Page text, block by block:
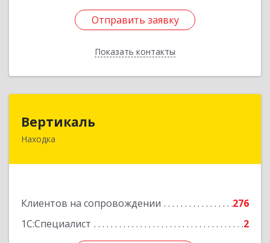
Отправить заявку
Показать контакты
Отправить заявку
Назад
Вертикаль
Находка
Клиентов на сопровождении
276
1С:Специалист
2